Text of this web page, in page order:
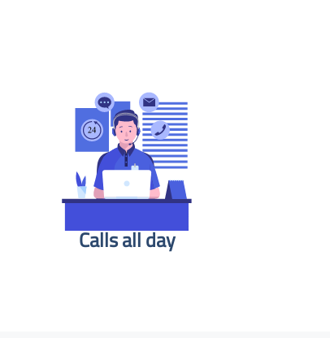
Calls all day